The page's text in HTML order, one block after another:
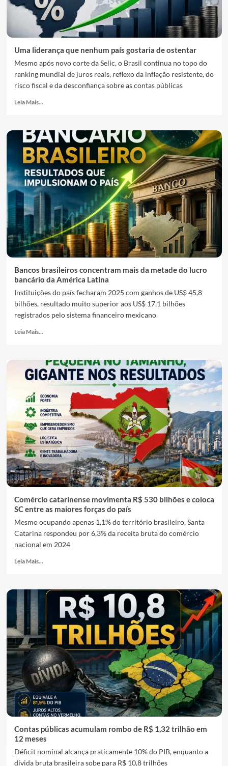
Uma liderança que nenhum país gostaria de ostentar
Mesmo após novo corte da Selic, o Brasil continua no topo do
ranking mundial de juros reais, reflexo da inflação resistente, do
risco fiscal e da desconfiança sobre as contas públicas
Leia Mais...
Bancos brasileiros concentram mais da metade do lucro
bancário da América Latina
Instituições do país fecharam 2025 com ganhos de US$ 45,8
bilhões, resultado muito superior aos US$ 17,1 bilhões
registrados pelo sistema financeiro mexicano.
Leia Mais...
Comércio catarinense movimenta R$ 530 bilhões e coloca
SC entre as maiores forças do país
Mesmo ocupando apenas 1,1% do território brasileiro, Santa
Catarina respondeu por 6,3% da receita bruta do comércio
nacional em 2024
Leia Mais...
Contas públicas acumulam rombo de R$ 1,32 trilhão em
12 meses
Déficit nominal alcança praticamente 10% do PIB, enquanto a
dívida bruta brasileira sobe para R$ 10,8 trilhões